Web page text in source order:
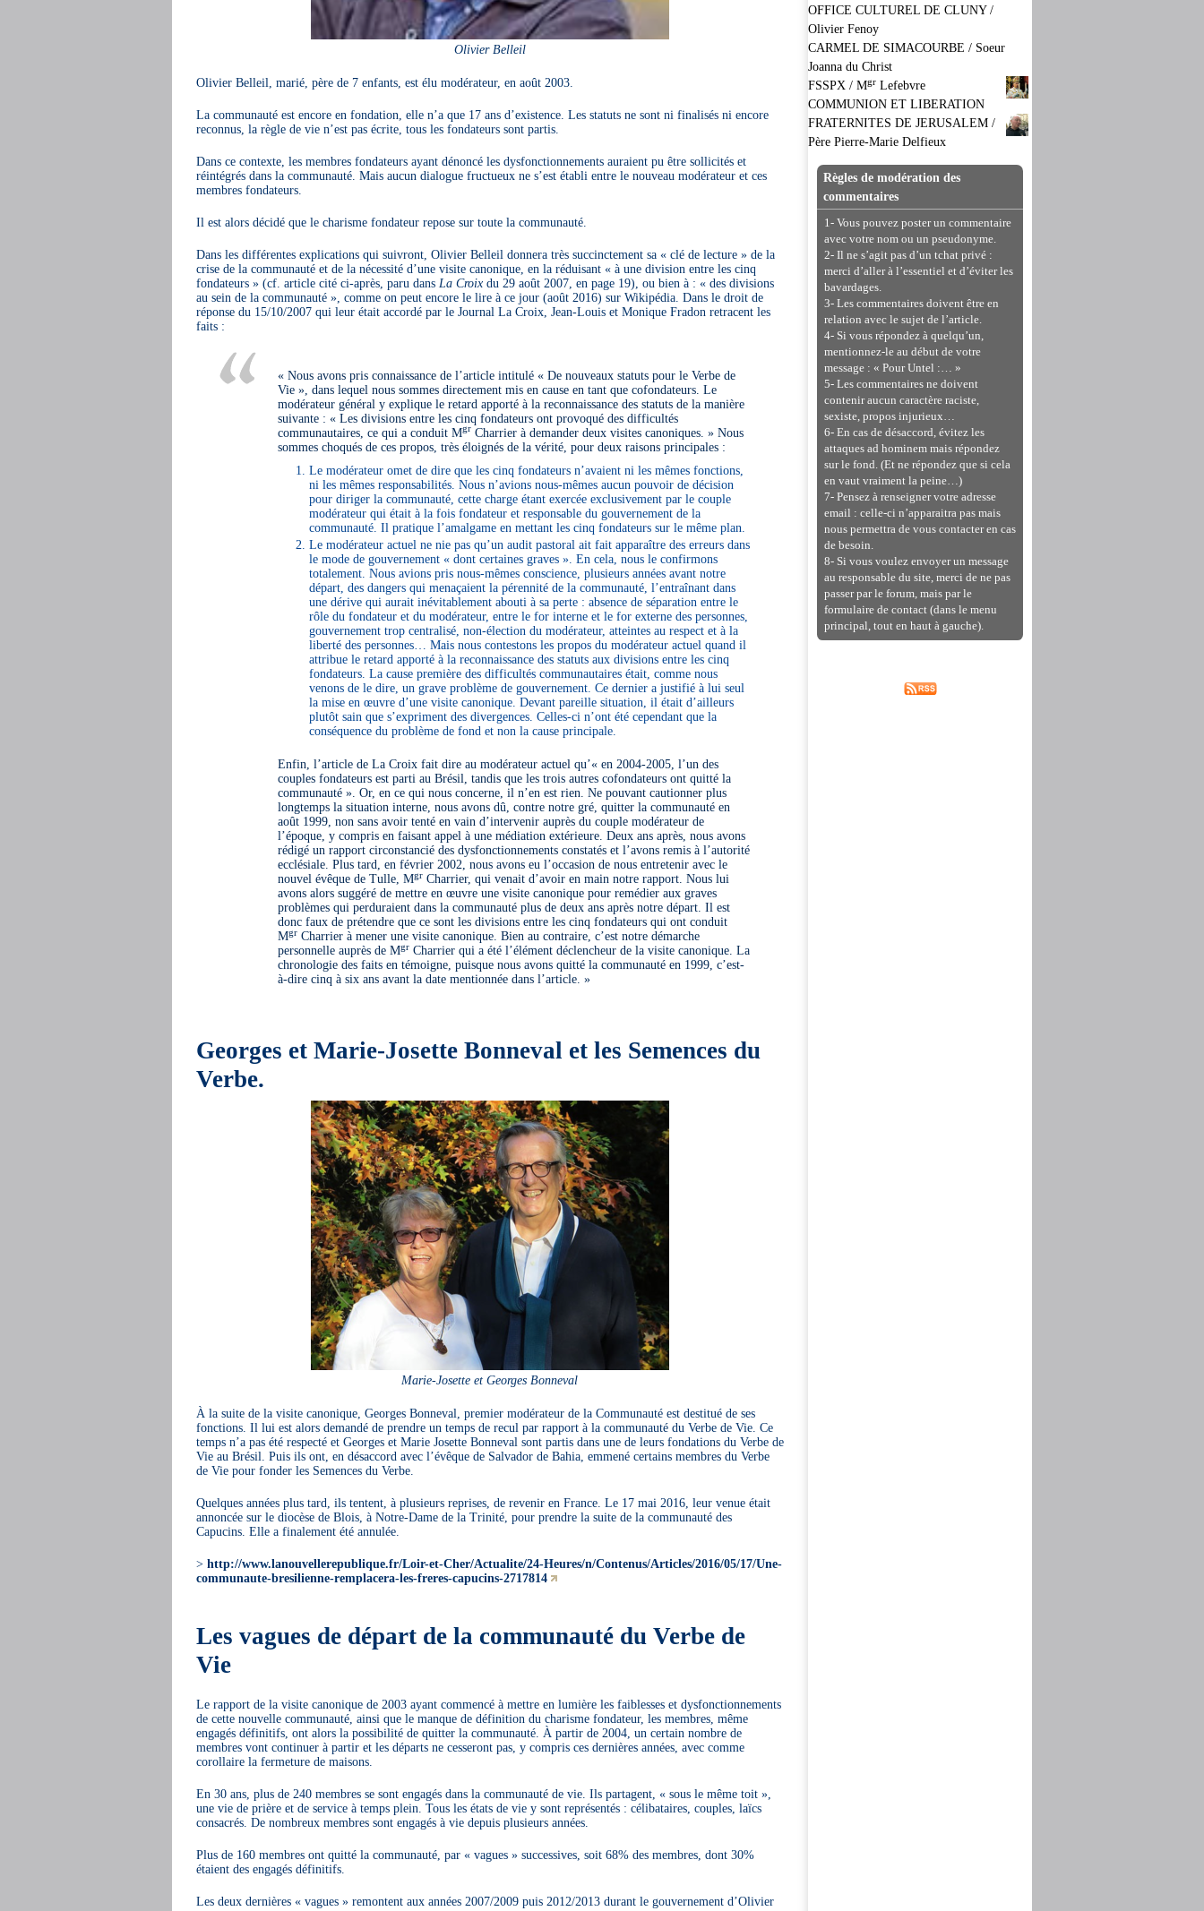
Olivier Belleil
Olivier Belleil, marié, père de 7 enfants, est élu modérateur, en août 2003.
La communauté est encore en fondation, elle n’a que 17 ans d’existence. Les statuts ne sont ni finalisés ni encore
reconnus, la règle de vie n’est pas écrite, tous les fondateurs sont partis.
Dans ce contexte, les membres fondateurs ayant dénoncé les dysfonctionnements auraient pu être sollicités et
réintégrés dans la communauté. Mais aucun dialogue fructueux ne s’est établi entre le nouveau modérateur et ces
membres fondateurs.
Il est alors décidé que le charisme fondateur repose sur toute la communauté.
Dans les différentes explications qui suivront, Olivier Belleil donnera très succinctement sa « clé de lecture » de la
crise de la communauté et de la nécessité d’une visite canonique, en la réduisant « à une division entre les cinq
fondateurs » (cf. article cité ci-après, paru dans La Croixdu 29 août 2007, en page 19), ou bien à : « des divisions
au sein de la communauté », comme on peut encore le lire à ce jour (août 2016) sur Wikipédia. Dans le droit de
réponse du 15/10/2007 qui leur était accordé par le Journal La Croix, Jean-Louis et Monique Fradon retracent les
faits :
« Nous avons pris connaissance de l’article intitulé « De nouveaux statuts pour le Verbe de
Vie », dans lequel nous sommes directement mis en cause en tant que cofondateurs. Le
modérateur général y explique le retard apporté à la reconnaissance des statuts de la manière
suivante : « Les divisions entre les cinq fondateurs ont provoqué des difficultés
communautaires, ce qui a conduit MgrCharrier à demander deux visites canoniques. » Nous
sommes choqués de ces propos, très éloignés de la vérité, pour deux raisons principales :
Le modérateur omet de dire que les cinq fondateurs n’avaient ni les mêmes fonctions,
ni les mêmes responsabilités. Nous n’avions nous-mêmes aucun pouvoir de décision
pour diriger la communauté, cette charge étant exercée exclusivement par le couple
modérateur qui était à la fois fondateur et responsable du gouvernement de la
communauté. Il pratique l’amalgame en mettant les cinq fondateurs sur le même plan.
Le modérateur actuel ne nie pas qu’un audit pastoral ait fait apparaître des erreurs dans
le mode de gouvernement « dont certaines graves ». En cela, nous le confirmons
totalement. Nous avions pris nous-mêmes conscience, plusieurs années avant notre
départ, des dangers qui menaçaient la pérennité de la communauté, l’entraînant dans
une dérive qui aurait inévitablement abouti à sa perte : absence de séparation entre le
rôle du fondateur et du modérateur, entre le for interne et le for externe des personnes,
gouvernement trop centralisé, non-élection du modérateur, atteintes au respect et à la
liberté des personnes… Mais nous contestons les propos du modérateur actuel quand il
attribue le retard apporté à la reconnaissance des statuts aux divisions entre les cinq
fondateurs. La cause première des difficultés communautaires était, comme nous
venons de le dire, un grave problème de gouvernement. Ce dernier a justifié à lui seul
la mise en œuvre d’une visite canonique. Devant pareille situation, il était d’ailleurs
plutôt sain que s’expriment des divergences. Celles-ci n’ont été cependant que la
conséquence du problème de fond et non la cause principale.
Enfin, l’article de La Croix fait dire au modérateur actuel qu’« en 2004-2005, l’un des
couples fondateurs est parti au Brésil, tandis que les trois autres cofondateurs ont quitté la
communauté ». Or, en ce qui nous concerne, il n’en est rien. Ne pouvant cautionner plus
longtemps la situation interne, nous avons dû, contre notre gré, quitter la communauté en
août 1999, non sans avoir tenté en vain d’intervenir auprès du couple modérateur de
l’époque, y compris en faisant appel à une médiation extérieure. Deux ans après, nous avons
rédigé un rapport circonstancié des dysfonctionnements constatés et l’avons remis à l’autorité
ecclésiale. Plus tard, en février 2002, nous avons eu l’occasion de nous entretenir avec le
nouvel évêque de Tulle, MgrCharrier, qui venait d’avoir en main notre rapport. Nous lui
avons alors suggéré de mettre en œuvre une visite canonique pour remédier aux graves
problèmes qui perduraient dans la communauté plus de deux ans après notre départ. Il est
donc faux de prétendre que ce sont les divisions entre les cinq fondateurs qui ont conduit
MgrCharrier à mener une visite canonique. Bien au contraire, c’est notre démarche
personnelle auprès de MgrCharrier qui a été l’élément déclencheur de la visite canonique. La
chronologie des faits en témoigne, puisque nous avons quitté la communauté en 1999, c’est-
à-dire cinq à six ans avant la date mentionnée dans l’article. »
Georges et Marie-Josette Bonneval et les Semences du
Verbe.
Marie-Josette et Georges Bonneval
À la suite de la visite canonique, Georges Bonneval, premier modérateur de la Communauté est destitué de ses
fonctions. Il lui est alors demandé de prendre un temps de recul par rapport à la communauté du Verbe de Vie. Ce
temps n’a pas été respecté et Georges et Marie Josette Bonneval sont partis dans une de leurs fondations du Verbe de
Vie au Brésil. Puis ils ont, en désaccord avec l’évêque de Salvador de Bahia, emmené certains membres du Verbe
de Vie pour fonder les Semences du Verbe.
Quelques années plus tard, ils tentent, à plusieurs reprises, de revenir en France. Le 17 mai 2016, leur venue était
annoncée sur le diocèse de Blois, à Notre-Dame de la Trinité, pour prendre la suite de la communauté des
Capucins. Elle a finalement été annulée.
> http://www.lanouvellerepublique.fr/Loir-et-Cher/Actualite/24-Heures/n/Contenus/Articles/2016/05/17/Une-
communaute-bresilienne-remplacera-les-freres-capucins-2717814
Les vagues de départ de la communauté du Verbe de
Vie
Le rapport de la visite canonique de 2003 ayant commencé à mettre en lumière les faiblesses et dysfonctionnements
de cette nouvelle communauté, ainsi que le manque de définition du charisme fondateur, les membres, même
engagés définitifs, ont alors la possibilité de quitter la communauté. À partir de 2004, un certain nombre de
membres vont continuer à partir et les départs ne cesseront pas, y compris ces dernières années, avec comme
corollaire la fermeture de maisons.
En 30 ans, plus de 240 membres se sont engagés dans la communauté de vie. Ils partagent, « sous le même toit »,
une vie de prière et de service à temps plein. Tous les états de vie y sont représentés : célibataires, couples, laïcs
consacrés. De nombreux membres sont engagés à vie depuis plusieurs années.
Plus de 160 membres ont quitté la communauté, par « vagues » successives, soit 68% des membres, dont 30%
étaient des engagés définitifs.
Les deux dernières « vagues » remontent aux années 2007/2009 puis 2012/2013 durant le gouvernement d’Olivier
OFFICE CULTUREL DE CLUNY /
Olivier Fenoy
CARMEL DE SIMACOURBE / Soeur
Joanna du Christ
FSSPX / Mgr Lefebvre
COMMUNION ET LIBERATION
FRATERNITES DE JERUSALEM /
Père Pierre-Marie Delfieux
Règles de modération des
commentaires
1- Vous pouvez poster un commentaire
avec votre nom ou un pseudonyme.
2- Il ne s’agit pas d’un tchat privé :
merci d’aller à l’essentiel et d’éviter les
bavardages.
3- Les commentaires doivent être en
relation avec le sujet de l’article.
4- Si vous répondez à quelqu’un,
mentionnez-le au début de votre
message : « Pour Untel :… »
5- Les commentaires ne doivent
contenir aucun caractère raciste,
sexiste, propos injurieux…
6- En cas de désaccord, évitez les
attaques ad hominem mais répondez
sur le fond. (Et ne répondez que si cela
en vaut vraiment la peine…)
7- Pensez à renseigner votre adresse
email : celle-ci n’apparaitra pas mais
nous permettra de vous contacter en cas
de besoin.
8- Si vous voulez envoyer un message
au responsable du site, merci de ne pas
passer par le forum, mais par le
formulaire de contact (dans le menu
principal, tout en haut à gauche).